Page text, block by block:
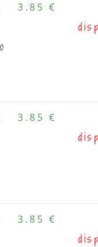
3.85 €
3.85 €
3.85 €